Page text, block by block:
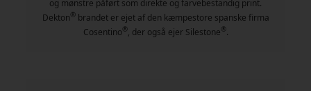
og mønstre påført som direkte og farvebestandig print.
Dekton ®brandet er ejet af den kæmpestore spanske firma
Cosentino ®, der også ejer Silestone ®.